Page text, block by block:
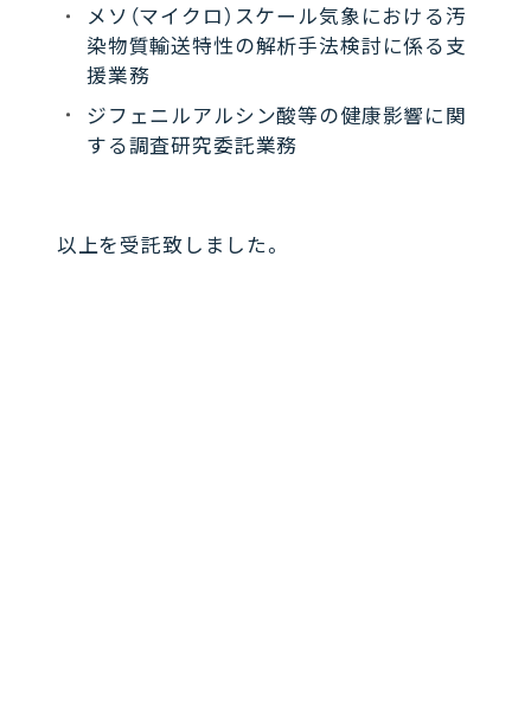
メソ（マイクロ）スケール気象における汚
染物質輸送特性の解析手法検討に係る支
援業務
ジフェニルアルシン酸等の健康影響に関
する調査研究委託業務
以上を受託致しました。